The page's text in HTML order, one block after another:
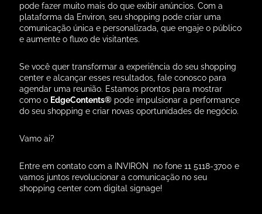
pode fazer muito mais do que exibir anúncios. Com a
plataforma da Environ, seu shopping pode criar uma
comunicação única e personalizada, que engaje o público
e aumente o fluxo de visitantes.
Se você quer transformar a experiência do seu shopping
center e alcançar esses resultados, fale conosco para
agendar uma reunião. Estamos prontos para mostrar
como o EdgeContents® pode impulsionar a performance
do seu shopping e criar novas oportunidades de negócio.
Vamo ai?
Entre em contato com a INVIRON no fone 11 5118-3700 e
vamos juntos revolucionar a comunicação no seu
shopping center com digital signage!